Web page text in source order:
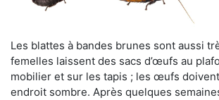
Les blattes à bandes brunes sont aussi
femelles laissent des sacs d’œufs au
mobilier et sur les tapis ; les œufs
endroit sombre. Après quelques